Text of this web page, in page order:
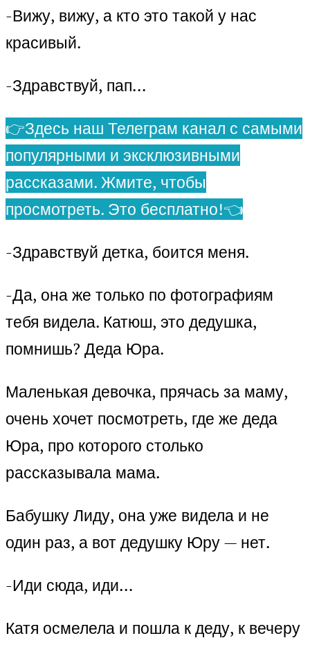
-Вижу, вижу, а кто это такой у нас
красивый.
-Здравствуй, пап…
👉Здесь наш Телеграм канал с самыми
популярными и эксклюзивными
рассказами. Жмите, чтобы
просмотреть. Это бесплатно!👈
-Здравствуй детка, боится меня.
-Да, она же только по фотографиям
тебя видела. Катюш, это дедушка,
помнишь? Деда Юра.
Маленькая девочка, прячась за маму,
очень хочет посмотреть, где же деда
Юра, про которого столько
рассказывала мама.
Бабушку Лиду, она уже видела и не
один раз, а вот дедушку Юру — нет.
-Иди сюда, иди…
Катя осмелела и пошла к деду, к вечеру